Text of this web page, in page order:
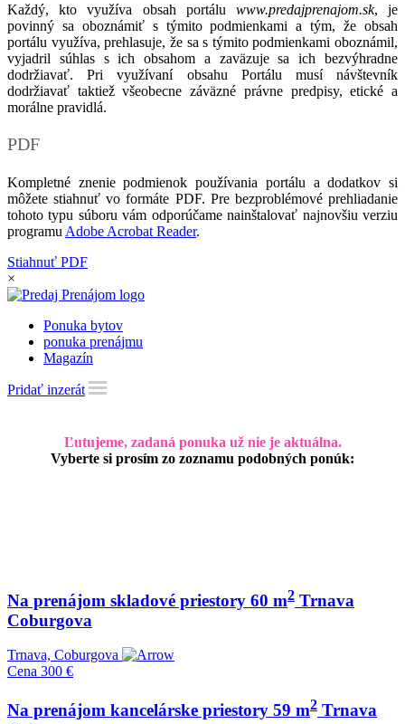
Každý, kto využíva obsah portálu www.predajprenajom.sk, je
povinný sa oboznámiť s týmito podmienkami a tým, že obsah
portálu využíva, prehlasuje, že sa s týmito podmienkami oboznámil,
vyjadril súhlas s ich obsahom a zaväzuje sa ich bezvýhradne
dodržiavať. Pri využívaní obsahu Portálu musí návštevník
dodržiavať taktiež všeobecne záväzné právne predpisy, etické a
morálne pravidlá.
PDF
Kompletné znenie podmienok používania portálu a dodatkov si
môžete stiahnuť vo formáte PDF. Pre bezproblémové prehliadanie
tohoto typu súboru vám odporúčame nainštalovať najnovšiu verziu
programu Adobe Acrobat Reader.
Stiahnuť PDF
×
Ponuka bytov
ponuka prenájmu
Magazín
Pridať inzerát
Ľutujeme, zadaná ponuka už nie je aktuálna.
Vyberte si prosím zo zoznamu podobných ponúk:
Na prenájom skladové priestory 60 m2 Trnava
Coburgova
Trnava, Coburgova
Cena 300 €
Na prenájom kancelárske priestory 59 m2 Trnava